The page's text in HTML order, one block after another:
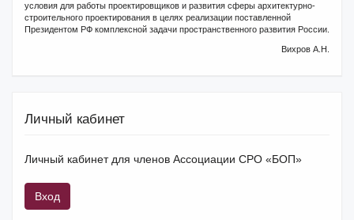
условия для работы проектировщиков и развития сферы архитектурно-
строительного проектирования в целях реализации поставленной
Президентом РФ комплексной задачи пространственного развития России.
Вихров А.Н.
Личный кабинет
Личный кабинет для членов Ассоциации СРО «БОП»
Вход